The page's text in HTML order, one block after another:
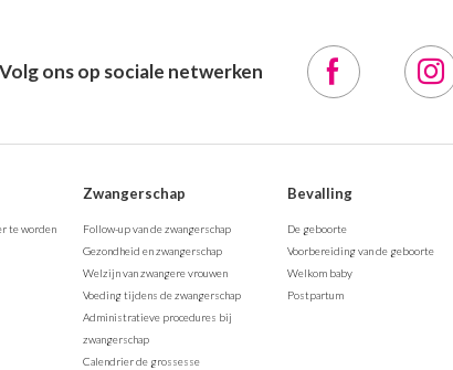
Volg ons op sociale netwerken
te worden
Zwangerschap
Follow-up van de zwangerschap
Gezondheid en zwangerschap
Welzijn van zwangere vrouwen
Voeding tijdens de zwangerschap
Administratieve procedures bij
zwangerschap
Calendrier de grossesse
Bevalling
De geboorte
Voorbereiding van de geboorte
Welkom baby
Postpartum